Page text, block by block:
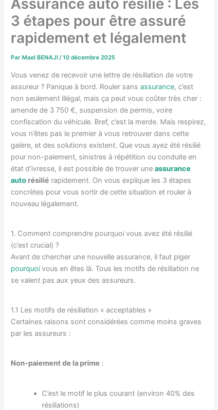
Assurance auto résilié : Les
3 étapes pour être assuré
rapidement et légalement
Par Mael BENAJI/10 décembre 2025
Vous venez de recevoir une lettre de résiliation de votre
assureur ? Panique à bord. Rouler sansassurance, c’est
non seulement illégal, mais ça peut vous coûter très cher :
amende de 3 750 €, suspension de permis, voire
confiscation du véhicule. Bref, c’est la merde. Mais respirez,
vous n’êtes pas le premier à vous retrouver dans cette
galère, et des solutions existent. Que vous ayez été résilié
pour non-paiement, sinistres à répétition ou conduite en
état d’ivresse, il est possible de trouver uneassurance
auto résilié rapidement. On vous explique les 3 étapes
concrètes pour vous sortir de cette situation et rouler à
nouveau légalement.
1. Comment comprendre pourquoi vous avez été résilié
(c’est crucial) ?
Avant de chercher une nouvelle assurance, il faut piger
pourquoi vous en êtes là. Tous les motifs de résiliation ne
se valent pas aux yeux des assureurs.
1.1 Les motifs de résiliation « acceptables »
Certaines raisons sont considérées comme moins graves
par les assureurs :
Non-paiement de la prime :
C’est le motif le plus courant (environ 40% des
résiliations)